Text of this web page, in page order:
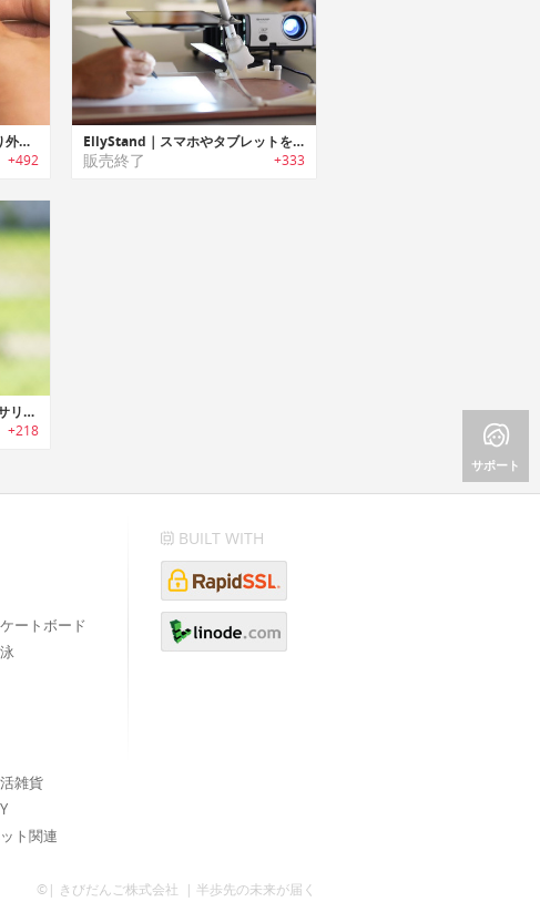
Kii RING｜簡単に取り付け取り外し可能なキーリング「キイリング」
+492
EllyStand｜スマホやタブレットをスキャナー/マイクロスコープに変身させるデバイススタンド「エリースタンド」
販売終了 +333
Journalist Kit｜様々なアクセサリーをマウント可能なスマホ用ユニバーサル三脚/ハンドグリップ「ジャーナリストキット」
+218
サポート
ートボード
雑貨
ト関連
BUILT WITH
©| きびだんご株式会社 | 半歩先の未来が届く